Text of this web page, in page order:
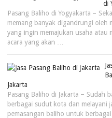
di
Pasang Baliho di Yogyakarta –
memang banyak digandrungi oleh
yang ingin memajukan usaha atau
acara yang akan …
Jakarta
Pasang Baliho di Jakarta – Sudah
berbagai sudut kota dan melayani
pemasangan baliho untuk berbagai